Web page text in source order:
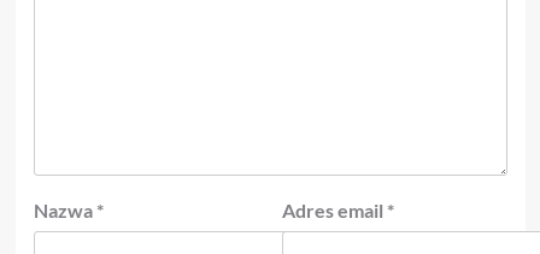
Nazwa * Adres email *